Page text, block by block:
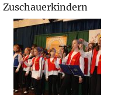
Zuschauerkindern